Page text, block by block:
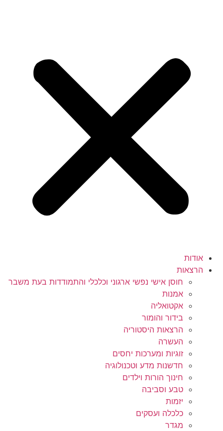
אודות
הרצאות
חוסן אישי נפשי ארגוני וכלכלי והתמודדות בעת משבר
אמנות
אקטואליה
בידור והומור
הרצאות היסטוריה
העשרה
זוגיות ומערכות יחסים
חדשנות מדע וטכנולוגיה
חינוך הורות וילדים
טבע וסביבה
יזמות
כלכלה ועסקים
מגדר